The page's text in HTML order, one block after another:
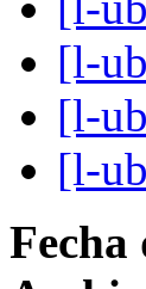
[l-
[l-
[l-
Fecha